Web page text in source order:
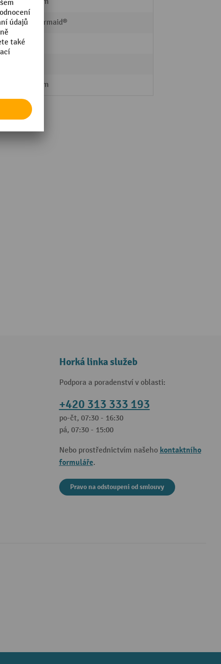
Rubbermaid®
5
413 mm
Horká linka služeb
Podpora a poradenství v oblasti:
+420 313 333 193
po-čt, 07:30 - 16:30
pá, 07:30 - 15:00
Nebo prostřednictvím našeho kontaktního
formuláře.
Pravo na odstoupeni od smlouvy